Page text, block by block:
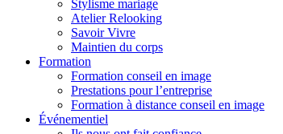
Stylisme mariage
Atelier Relooking
Savoir Vivre
Maintien du corps
Formation
Formation conseil en image
Prestations pour l’entreprise
Formation à distance conseil en image
Événementiel